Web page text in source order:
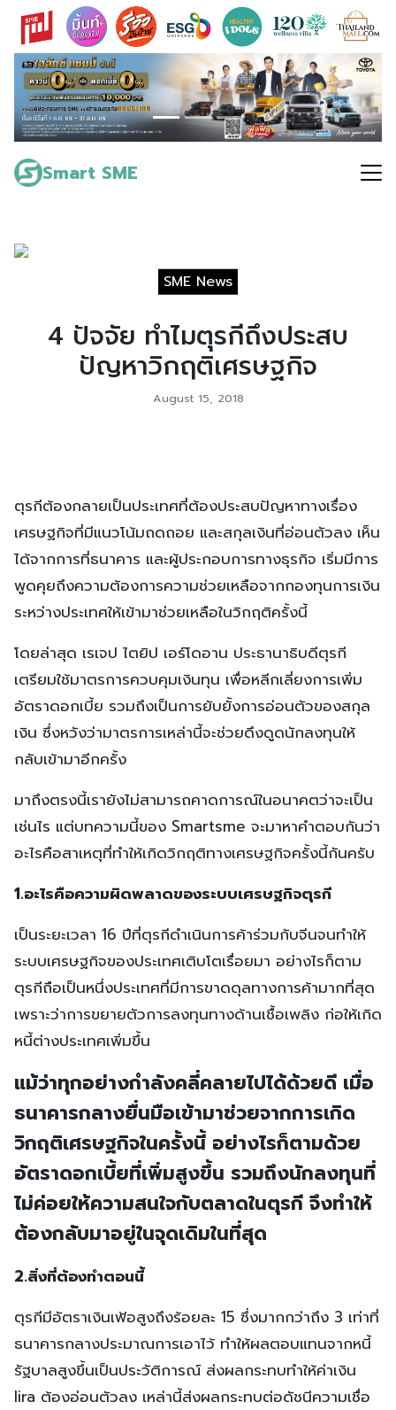
Skip
content
Smart SME
Search
for:
SME News
4 ปัจจัย ทำไมตุรกีถึงประสบ
ปัญหาวิกฤติเศรษฐกิจ
August 15, 2018
ตุรกีต้องกลายเป็นประเทศที่ต้องประสบปัญหาทางเรื่อง
เศรษฐกิจที่มีแนวโน้มถดถอย และสกุลเงินที่อ่อนตัวลง เห็น
ได้จากการที่ธนาคาร และผู้ประกอบการทางธุรกิจ เริ่มมีการ
พูดคุยถึงความต้องการความช่วยเหลือจากกองทุนการเงิน
ระหว่างประเทศให้เข้ามาช่วยเหลือในวิกฤติครั้งนี้
โดยล่าสุด เรเจป ไตยิป เอร์โดอาน ประธานาธิบดีตุรกี
เตรียมใช้มาตรการควบคุมเงินทุน เพื่อหลีกเลี่ยงการเพิ่ม
อัตราดอกเบี้ย รวมถึงเป็นการยับยั้งการอ่อนตัวของสกุล
เงิน ซึ่งหวังว่ามาตรการเหล่านี้จะช่วยดึงดูดนักลงทุนให้
กลับเข้ามาอีกครั้ง
มาถึงตรงนี้เรายังไม่สามารถคาดการณ์ในอนาคตว่าจะเป็น
เช่นไร แต่บทความนี้ของ Smartsme จะมาหาคำตอบกันว่า
อะไรคือสาเหตุที่ทำให้เกิดวิกฤติทางเศรษฐกิจครั้งนี้กันครับ
1.อะไรคือความผิดพลาดของระบบเศรษฐกิจตุรกี
เป็นระยะเวลา 16 ปีที่ตุรกีดำเนินการค้าร่วมกับจีนจนทำให้
ระบบเศรษฐกิจของประเทศเติบโตเรื่อยมา อย่างไรก็ตาม
ตุรกีถือเป็นหนึ่งประเทศที่มีการขาดดุลทางการค้ามากที่สุด
เพราะว่าการขยายตัวการลงทุนทางด้านเชื้อเพลิง ก่อให้เกิด
หนี้ต่างประเทศเพิ่มขึ้น
แม้ว่าทุกอย่างกำลังคลี่คลายไปได้ด้วยดี เมื่อ
ธนาคารกลางยื่นมือเข้ามาช่วยจากการเกิด
วิกฤติเศรษฐกิจในครั้งนี้ อย่างไรก็ตามด้วย
อัตราดอกเบี้ยที่เพิ่มสูงขึ้น รวมถึงนักลงทุนที่
ไม่ค่อยให้ความสนใจกับตลาดในตุรกี จึงทำให้
ต้องกลับมาอยู่ในจุดเดิมในที่สุด
2.สิ่งที่ต้องทำตอนนี้
ตุรกีมีอัตราเงินเฟ้อสูงถึงร้อยละ 15 ซึ่งมากกว่าถึง 3 เท่าที่
ธนาคารกลางประมาณการเอาไว้ ทำให้ผลตอบแทนจากหนี้
รัฐบาลสูงขึ้นเป็นประวัติการณ์ ส่งผลกระทบทำให้ค่าเงิน
lira ต้องอ่อนตัวลง เหล่านี้ส่งผลกระทบต่อดัชนีความเชื่อ